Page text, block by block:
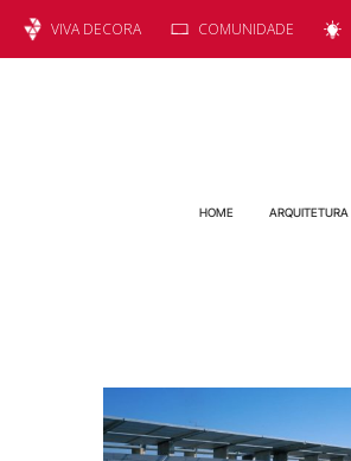
VIVA DECORA COMUNIDADE
HOME ARQUITETURA